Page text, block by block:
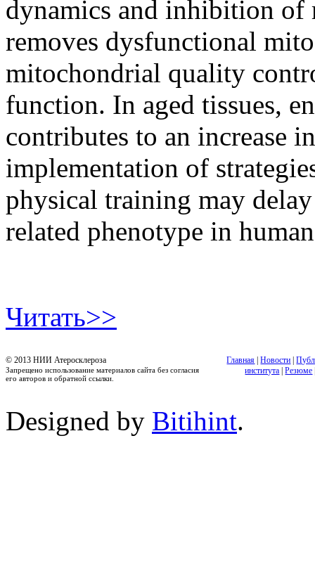
dynamics and inhibition of
removes dysfunctional
mitochondrial quality
function. In aged tissues,
contributes to an increase
implementation of
physical training may
related phenotype in
Читать>>
© 2013 НИИ Атеросклероза
Запрещено использование материалов сайта без согласия
его авторов и обратной ссылки.
Главная |Новости |
института |Резюме
Designed by Bitihint.